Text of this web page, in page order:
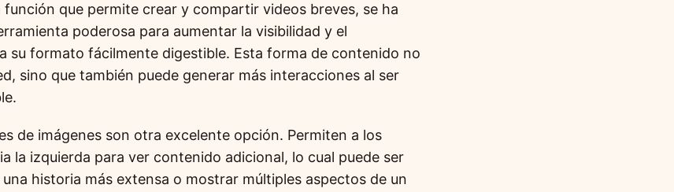
función que permite crear y compartir videos breves, se ha
poderosa para aumentar la visibilidad y el
su formato fácilmente digestible. Esta forma de contenido no
sino que también puede generar más interacciones al ser
de imágenes son otra excelente opción. Permiten a los
la izquierda para ver contenido adicional, lo cual puede ser
historia más extensa o mostrar múltiples aspectos de un